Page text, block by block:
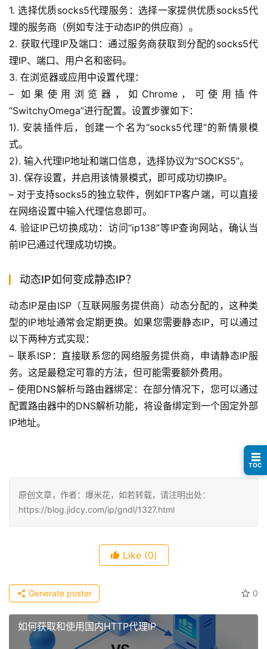
1. 选择优质socks5代理服务：选择一家提供优质socks5代
理的服务商（例如专注于动态IP的供应商）。
2. 获取代理IP及端口：通过服务商获取到分配的socks5代
理IP、端口、用户名和密码。
3. 在浏览器或应用中设置代理：
– 如果使用浏览器，如Chrome，可使用插件
“SwitchyOmega”进行配置。设置步骤如下：
1). 安装插件后，创建一个名为“socks5代理”的新情景模
式。
2). 输入代理IP地址和端口信息，选择协议为“SOCKS5”。
3). 保存设置，并启用该情景模式，即可成功切换IP。
– 对于支持socks5的独立软件，例如FTP客户端，可以直接
在网络设置中输入代理信息即可。
4. 验证IP已切换成功：访问“ip138”等IP查询网站，确认当
前IP已通过代理成功切换。
动态IP如何变成静态IP？
动态IP是由ISP（互联网服务提供商）动态分配的，这种类
型的IP地址通常会定期更换。如果您需要静态IP，可以通过
以下两种方式实现：
– 联系ISP：直接联系您的网络服务提供商，申请静态IP服
务。这是最稳定可靠的方法，但可能需要额外费用。
– 使用DNS解析与路由器绑定：在部分情况下，您可以通过
配置路由器中的DNS解析功能，将设备绑定到一个固定外部
IP地址。
原创文章，作者：爆米花，如若转载，请注明出处：
https://blog.jidcy.com/ip/gndl/1327.html
Like (0)
0
Generate poster
如何获取和使用国内HTTP代理IP
☰
TOC